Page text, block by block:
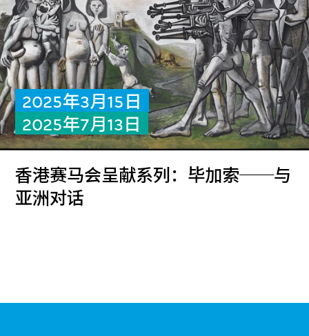
2025年3月15日
2025年7月13日
香港赛马会呈献系列：毕加索──与
亚洲对话